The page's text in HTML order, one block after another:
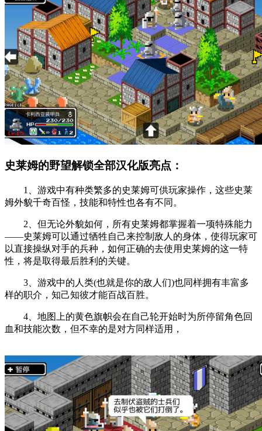
史莱姆的野望解锁全部汉化版亮点：
1、游戏中有种类繁多的史莱姆可供玩家操作，这些史莱
姆外貌千奇百怪，技能和特性也各有不同。
2、但无论外貌如何，所有史莱姆都掌握着一项特殊能力
——史莱姆可以通过牺牲自己来控制敌人的身体，使得玩家可
以直接操纵对手的兵种，如何正确的去使用史莱姆的这一特
性，将是取得最后胜利的关键。
3、游戏中的人类(也就是你的敌人们)也同样拥有丰富多
样的职介，知己知彼才能百战百胜。
4、地图上的黄色旗帜会在自己轮开始时为所停留角色回
血和技能次数，但不幸的是对方同样适用，